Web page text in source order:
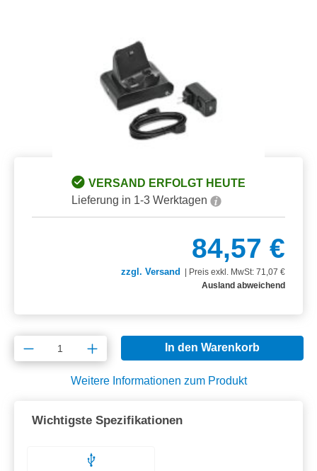
VERSAND ERFOLGT HEUTE
Lieferung in 1-3 Werktagen
84,57 €
zzgl. Versand
Preis exkl. MwSt: 71,07 €
Ausland abweichend
Produkt Anzahl: Gib den gewünschten
In den Warenkorb
Weitere Informationen zum Produkt
Wichtigste Spezifikationen